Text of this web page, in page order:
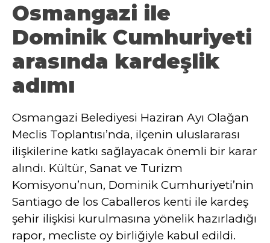
WhatsApp
İhbar Hattı
ÖZEL HABER
EKONOMİ
AKTÜEL
EĞİTİM
YAZI DİZİSİ
YAZARLAR
Osmangazi ile
Dominik Cumhuriyeti
arasında kardeşlik
adımı
Osmangazi Belediyesi Haziran Ayı Olağan
Meclis Toplantısı’nda, ilçenin uluslararası
ilişkilerine katkı sağlayacak önemli bir karar
alındı. Kültür, Sanat ve Turizm
Komisyonu’nun, Dominik Cumhuriyeti’nin
Santiago de los Caballeros kenti ile kardeş
şehir ilişkisi kurulmasına yönelik hazırladığı
rapor, mecliste oy birliğiyle kabul edildi.